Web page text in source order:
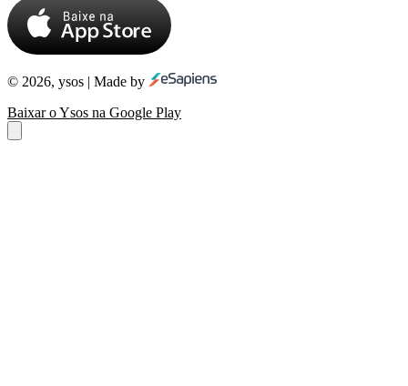
© 2026, ysos | Made by
Baixar o Ysos na Google Play